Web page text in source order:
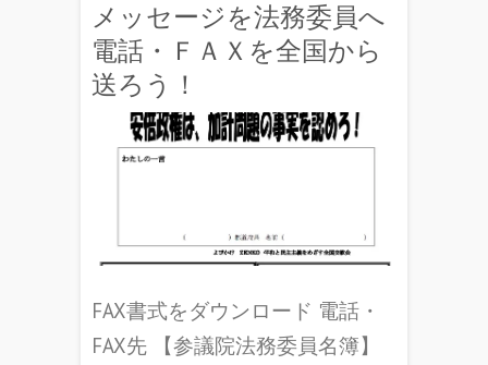
メッセージを法務委員へ
電話・ＦＡＸを全国から
送ろう！
FAX書式をダウンロード 電話・
FAX先 【参議院法務委員名簿】